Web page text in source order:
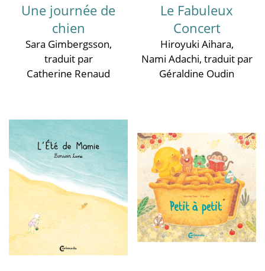
Une journée de
chien
Sara Gimbergsson,
traduit par
Catherine Renaud
Le Fabuleux
Concert
Hiroyuki Aihara,
Nami Adachi, traduit par
Géraldine Oudin